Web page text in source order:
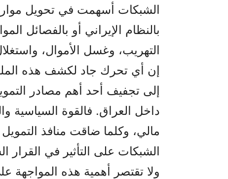
الشبكات أسهمت في تحويل
بالنظام الإيراني أو بالفصائل
التهريب، وغسل الأموال،
إن أي تحرك جاد لكشف هذه
إلى تجفيف أحد أهم مصادر التمويل
داخل العراق. فالقوة السياسية
مالي، وكلما ضاقت منافذ
الشبكات على التأثير في القرار
ولا تقتصر أهمية هذه المواجهة